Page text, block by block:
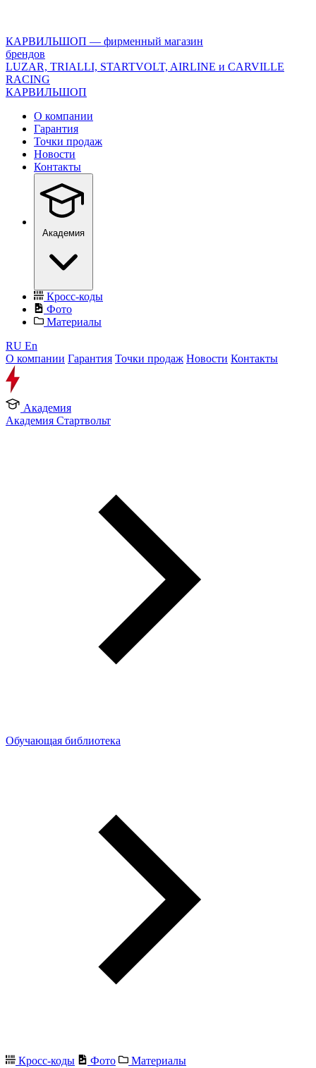
version="1.0"
encoding="utf-
8"?
>
КАРВИЛЬШОП — фирменный магазин
брендов
LUZAR, TRIALLI, STARTVOLT, AIRLINE и CARVILLE
RACING
КАРВИЛЬШОП
О компании
Гарантия
Точки продаж
Новости
Контакты
Академия
Кросс-коды
Фото
Материалы
RU En
О компании Гарантия Точки продаж Новости Контакты
Академия
Академия Стартвольт
Обучающая библиотека
Кросс-коды Фото Материалы